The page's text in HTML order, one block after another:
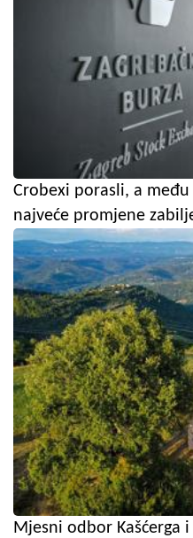
Crobexi porasli, a
najveće promjene
Mjesni odbor Kašćerga